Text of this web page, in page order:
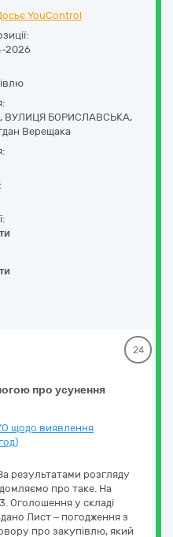
YouControl
2026
ВУЛИЦЯ БОРИСЛАВСЬКА,
Верещака
про усунення
24
щодо виявлення
результатами розгляду
про таке. На
Оголошення у складі
Лист – погодження з
про закупівлю, який